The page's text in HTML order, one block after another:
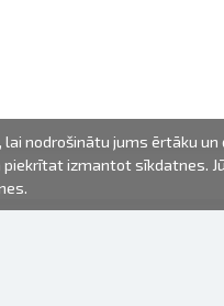
nodrošinātu jums ērtāku
piekrītat izmantot sīkdatnes.